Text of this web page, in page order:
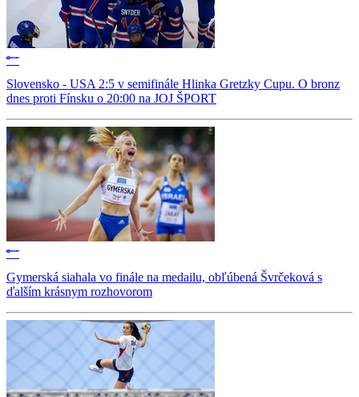
Slovensko - USA 2:5 v semifinále Hlinka Gretzky Cupu. O bronz
dnes proti Fínsku o 20:00 na JOJ ŠPORT
Gymerská siahala vo finále na medailu, obľúbená Švrčeková s
ďalším krásnym rozhovorom